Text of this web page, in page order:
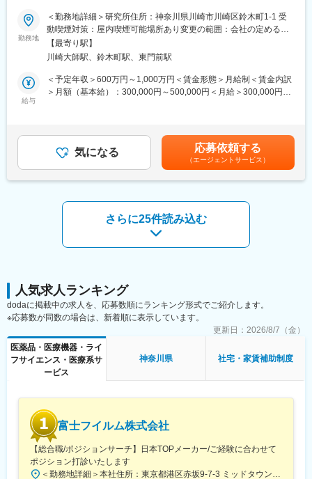
トップクラスの売上高を誇っています！取引メーカー330社、常
時取扱いアイテムは6300でトップクラスの商品数です。
・創業以来、「人と動物の健康」をテーマに動薬事業を展開して
います。
ど多岐に渡ります。
・働き方や福利厚生が充実する環境で、仕事とプライベートを両
【業務詳細】
・新薬の処方設計・製剤開発、難溶性薬物の経口吸収改善、付随
するドキュメンテーション
・製剤に関する改良ニーズの把握、既存製剤の改良品開発
・製剤製造プロセスの確立と工業化検討、生産部門への技術移転
・国内外における治験薬の委託先製造管理と付随するドキュメン
・新薬の開発におけるCMC部門・非臨床のマネジメント業務
・国内外の会社の開発品及び市販品の製剤パートにおける導入評
比較的組織規模が小さいので、医薬品開発の早期から承認申請対
応まで、様々な幅広い経験を積むことができます。また、組織と
して自身で考え動くということを徹底しており、状況にもよりま
【研究所の立地的な魅力】
当社の医薬研究所は神奈川県川崎市（京急川崎大師駅そば）に立
地しているため、首都圏からの通勤に最適です。また本社（東京
【業務の特徴】
医薬品ならではの規制をふまえつつ物理化学・化学工学的な専門
性を発揮しながら製剤の設計を行い、臨床開発と連動し工業化・
上記を申請資料に耐えうるレポートとしてまとめ、製造販売承認
申請の一翼を担っていただきます。
【配属組織備考】
・配属部署は、研究開発本部 ＣＭＣ統括部 製剤グループ?
・研究開発本部 ＣＭＣ統括部は3グループ33名体制（内、部長1
名）
勤務地
＜勤務地詳細＞研究所住所：神奈川県川崎市川崎区鈴木町1-1 受
動喫煙対策：屋内喫煙可能場所あり変更の範囲：会社の定める事
業所（リモートワーク含む）
【最寄り駅】
川崎大師駅、鈴木町駅、東門前駅
給与
＜予定年収＞600万円～1,000万円＜賃金形態＞月給制＜賃金内訳
＞月額（基本給）：300,000円～500,000円＜月給＞300,000円～
2回（6月・12月）・手当は規程により支給 通勤手当、営業手
当、時間外手当、休日出勤手当、別居手当、別居手当加算 ほか
賃金はあくまでも目安の金額であり、選考を通じて上下する可能
性があります。月給(月額)は固定手当を含めた表記です。
気になる 応募依頼する
（エージェントサービス）
さらに25件読み込む
人気求人ランキング
dodaに掲載中の求人を、応募数順にランキング形式でご紹介します。
※応募数が同数の場合は、新着順に表示しています。
更新日： 2026/8/7（金）
医薬品・医療機器・ライ
フサイエンス・医療系サ
ービス
神奈川県 社宅・家賃補助制度
富士フイルム株式会社
【総合職/ポジションサーチ】日本TOPメーカー/ご経験に合わせて
ポジション打診いたします
＜勤務地詳細＞本社住所：東京都港区赤坂9-7-3 ミッドタウン・ウェスト勤務地最寄駅：東京メトロ日比谷線／都営大江戸線／六本木駅受動喫煙対策：敷地内全面禁煙変更の範囲：会社の定める事業所（リモートワーク含む）